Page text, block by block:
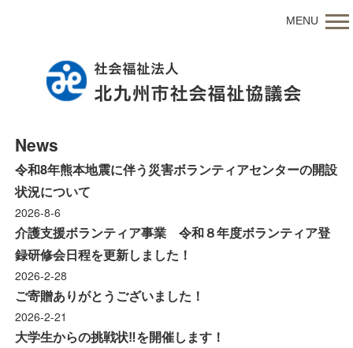
MENU
News
令和8年熊本地震に伴う災害ボランティアセンターの開設
状況について
2026-8-6
介護支援ボランティア事業 令和８年度ボランティア登
録研修会日程を更新しました！
2026-2-28
ご寄贈ありがとうございました！
2026-2-21
大学生からの挑戦状‼を開催します！